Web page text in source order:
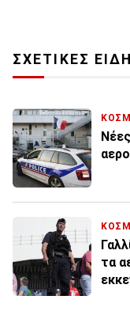
ΣΧΕΤΙΚΕΣ
τα